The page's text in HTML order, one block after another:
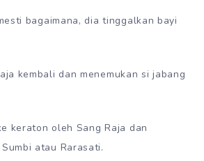
bagaimana, dia tinggalkan bayi
kembali dan menemukan si jabang
keraton oleh Sang Raja dan
atau Rarasati.